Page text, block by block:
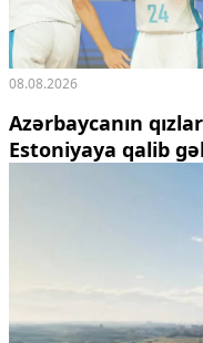
08.08.2026
Azərbaycanın
Estoniyaya qalib